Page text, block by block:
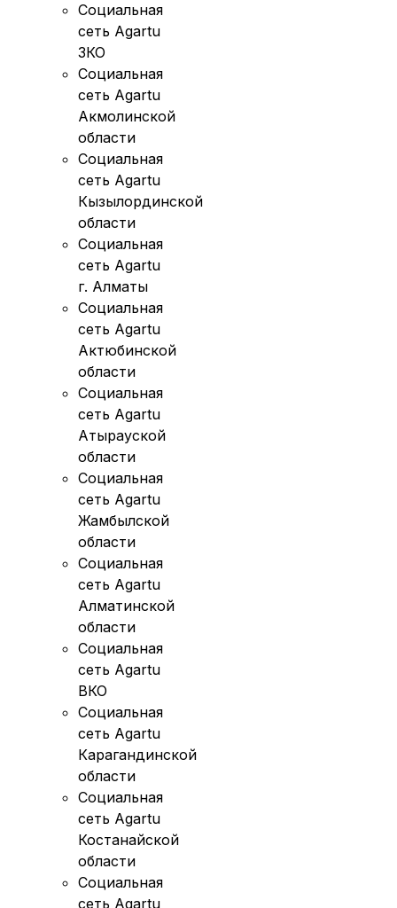
Социальная
сеть Agartu
ЗКО
Социальная
сеть Agartu
Акмолинской
области
Социальная
сеть Agartu
Кызылординской
области
Социальная
сеть Agartu
г. Алматы
Социальная
сеть Agartu
Актюбинской
области
Социальная
сеть Agartu
Атырауской
области
Социальная
сеть Agartu
Жамбылской
области
Социальная
сеть Agartu
Алматинской
области
Социальная
сеть Agartu
ВКО
Социальная
сеть Agartu
Карагандинской
области
Социальная
сеть Agartu
Костанайской
области
Социальная
сеть Agartu